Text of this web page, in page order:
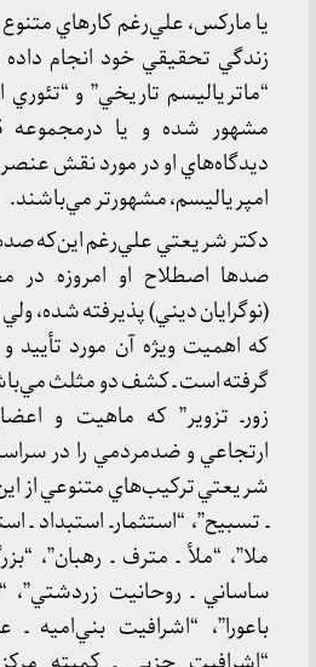
يا ماركس، علي‌رغم كارهاي
زندگي تحقيقي خود انجام
“ماترياليسم تاريخي” و
ديدگاه‌هاي او در مورد نقش
امپرياليسم، مشهورتر مي‌باشند.
دكتر شريعتي علي‌رغم اين‌كه
صدها اصطلاح او امروزه در
(نوگرايان ديني) پذيرفته شده،
كه اهميت ويژه آن مورد تأييد
گرفته است ـ كشف دو مثلث
زورـ تزوير” كه ماهيت و
ارتجاعي و ضدمردمي را در
شريعتي تركيب‌هاي متنوعي از
ـ تسبيح”، “استثمارـ استبداد ـ
ملا”، “ملأ ـ مترف ـ رهبان”،
ساساني ـ روحانيت زردشتي”،
باعورا”، “اشرافيت بني‌اميه ـ